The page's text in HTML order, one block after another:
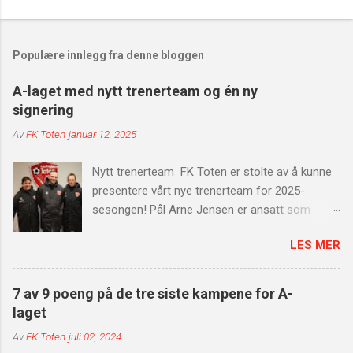
Populære innlegg fra denne bloggen
A-laget med nytt trenerteam og én ny
signering
AvFK Toten januar 12, 2025
Nytt trenerteam FK Toten er stolte av å kunne
presentere vårt nye trenerteam for 2025-
sesongen! Pål Arne Jensen er ansatt som
spillerutvikler. Dette sterke teamet er klare til å
bygge videre på en god spillergruppe med en
god miks av unge og etablerte spillere. Vi har
fotballfaglig kvalitet. Med deres samlede
LES MER
7 av 9 poeng på de tre siste kampene for A-
laget
AvFK Toten juli 02, 2024